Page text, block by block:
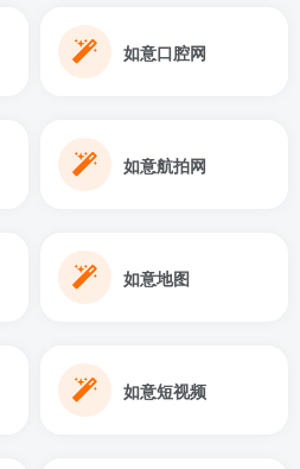
如意口腔网
如意航拍网
如意地图
如意短视频